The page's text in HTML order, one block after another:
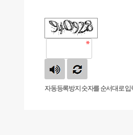
자동등록방지 숫자를 순서대로 입